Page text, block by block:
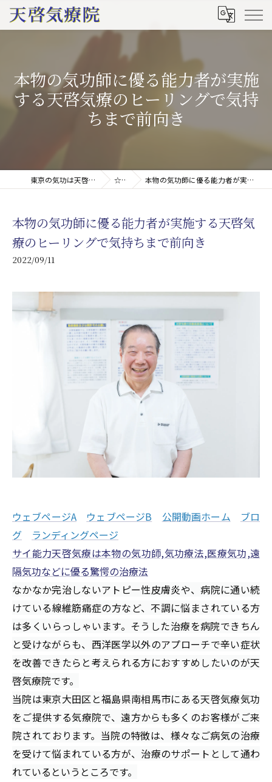
本物の気功師に優る能力者が実施
する天啓気療のヒーリングで気持
ちまで前向き
東京の気功は天啓気療院(天啓気功療法治療院) ☆ブログ 本物の気功師に優る能力者が実施する天啓気療のヒーリングで気持ちまで前向き
本物の気功師に優る能力者が実施する天啓気
療のヒーリングで気持ちまで前向き
2022/09/11
ウェブページA ウェブページB 公開動画ホーム
ブロ
グ
ランディングページ
サイ能力天啓気療は本物の気功師,気功療法,医療気功,遠
隔気功などに優る驚愕の治療法
なかなか完治しないアトピー性皮膚炎や、病院に通い続
けている線維筋痛症の方など、不調に悩まされている方
は多くいらっしゃいます。そうした治療を病院できちん
と受けながらも、西洋医学以外のアプローチで辛い症状
を改善できたらと考えられる方におすすめしたいのが天
啓気療院です。
当院は東京大田区と福島県南相馬市にある天啓気療気功
をご提供する気療院で、遠方からも多くのお客様がご来
院されております。当院の特徴は、様々なご病気の治療
を受けて悩まれている方が、治療のサポートとして通わ
れているというところです。